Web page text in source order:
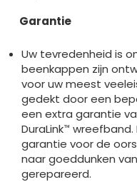
Garantie
Uw tevredenheid is
beenkappen zijn
voor uw meest
gedekt door een
een extra garantie
DuraLink™
garantie voor de
naar goeddunken
gerepareerd.